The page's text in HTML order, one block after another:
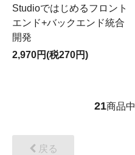
Studioではじめるフロント
エンド+バックエンド統合
開発
2,970円(税270円)
21商品中
戻る